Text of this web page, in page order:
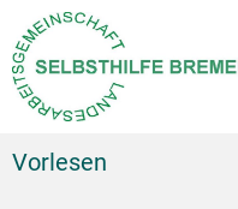
Vorlesen